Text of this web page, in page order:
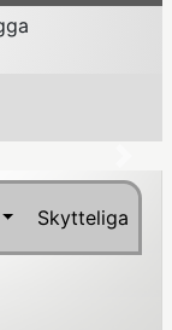
Next
Skytteliga